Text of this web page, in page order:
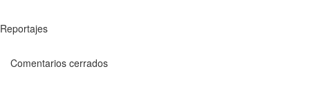
Reportajes
Comentarios cerrados